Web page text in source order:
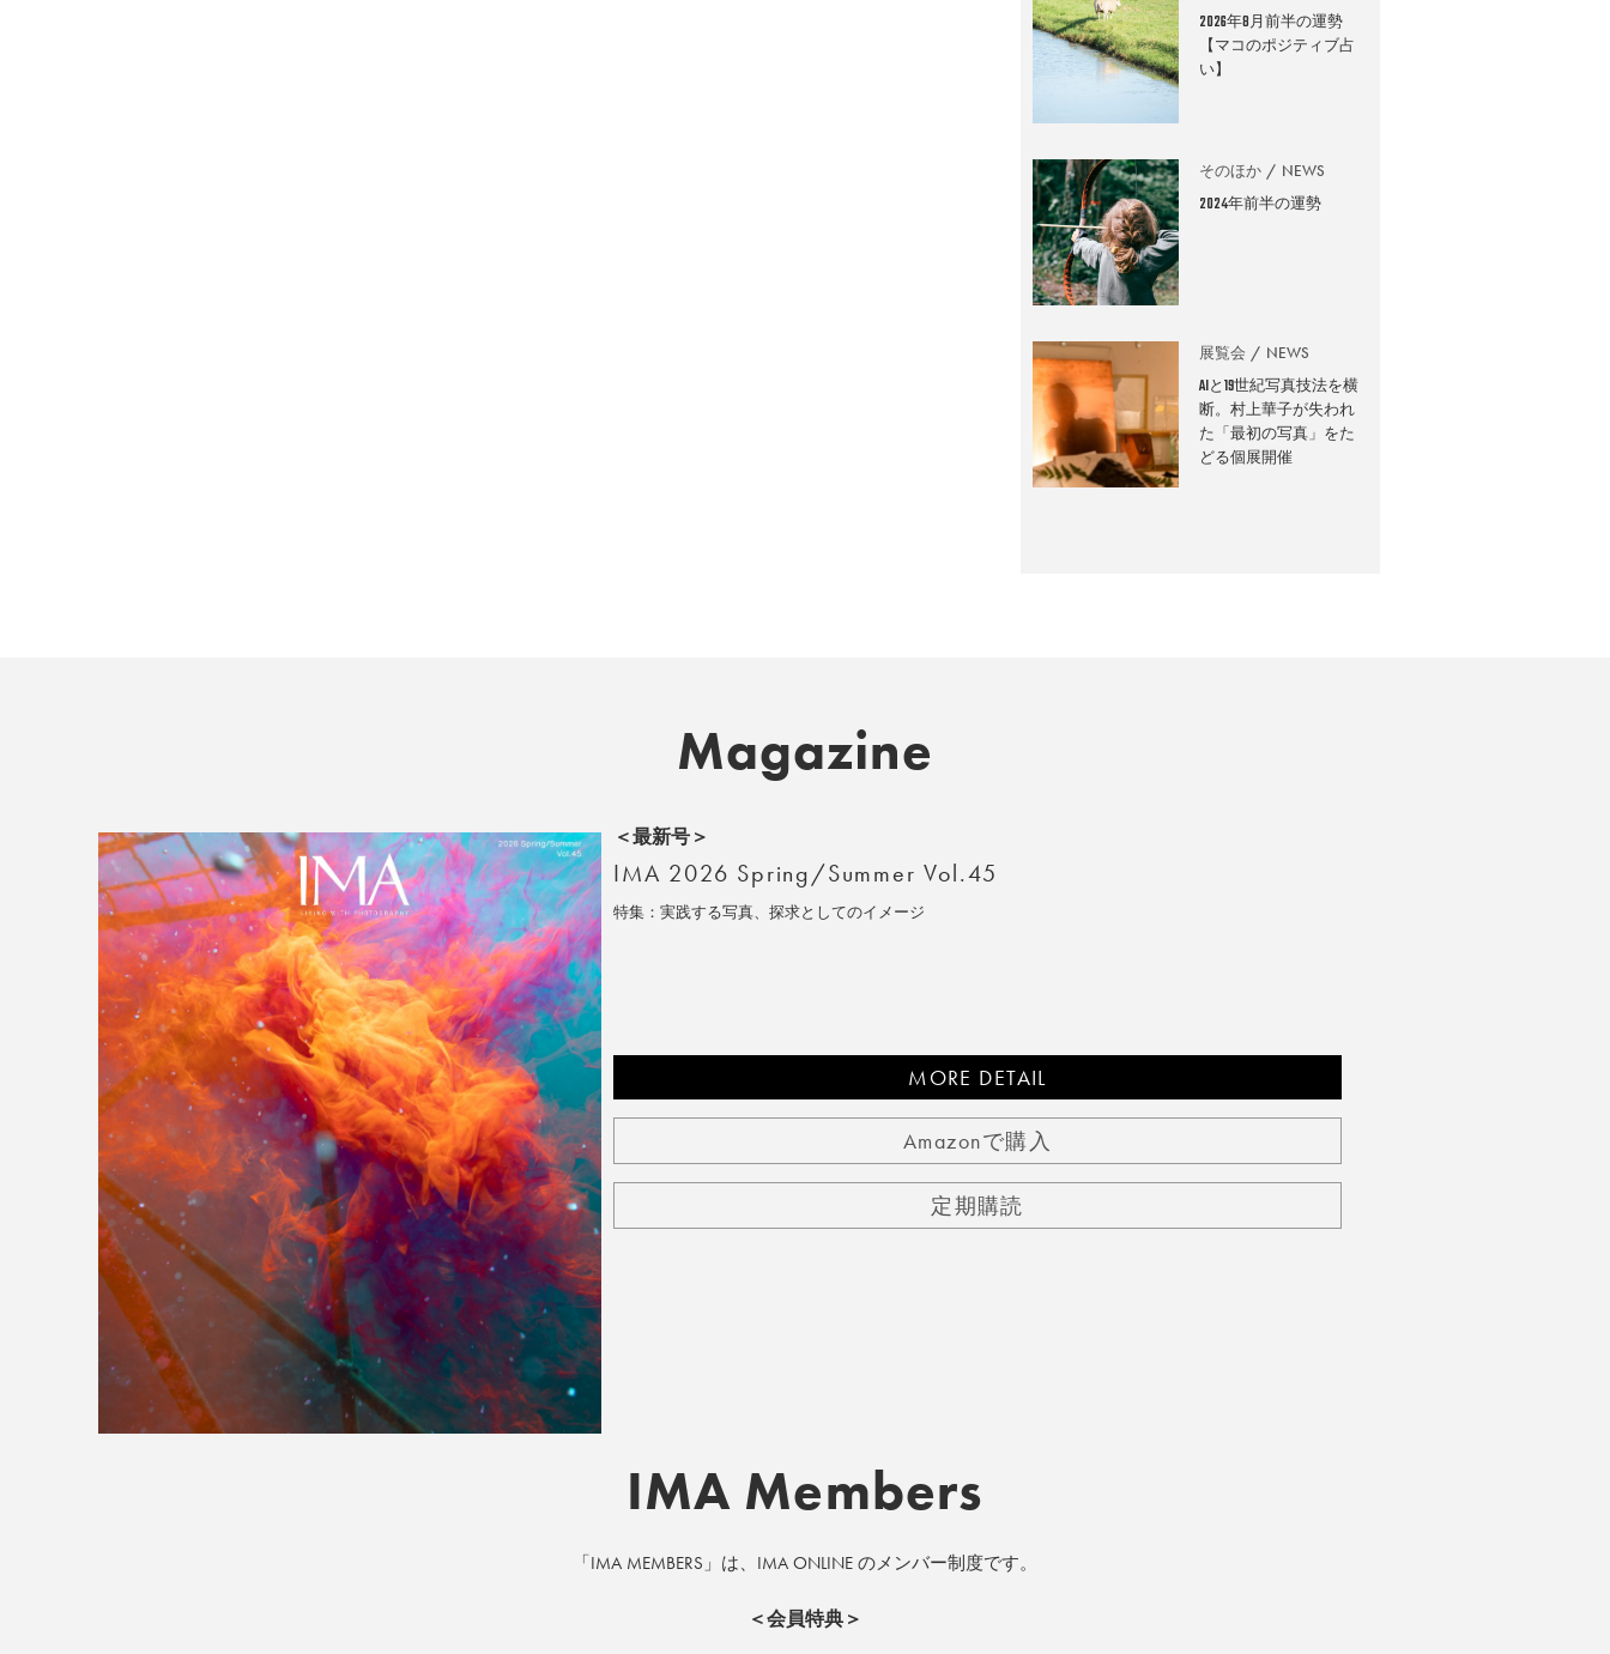
2026年8月前半の運勢
【マコのポジティブ占
い】
そのほか NEWS
2024年前半の運勢
展覧会 NEWS
AIと19世紀写真技法を横
断。村上華子が失われ
た「最初の写真」をた
どる個展開催
Magazine
>>全国の取り扱い店舗
＜最新号＞
IMA 2026 Spring/Summer Vol.45
特集：実践する写真、探求としてのイメージ
MORE DETAIL
Amazonで購入
定期購読
IMA Members
「IMA MEMBERS」は、IMA ONLINE のメンバー制度です。
＜会員特典＞